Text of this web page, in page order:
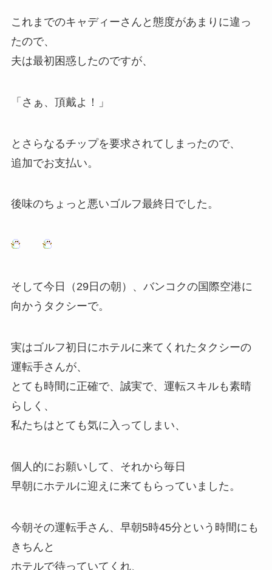
これまでのキャディーさんと態度があまりに違っ
たので、
夫は最初困惑したのですが、
「さぁ、頂戴よ！」
とさらなるチップを要求されてしまったので、
追加でお支払い。
後味のちょっと悪いゴルフ最終日でした。
そして今日（29日の朝）、バンコクの国際空港に
向かうタクシーで。
実はゴルフ初日にホテルに来てくれたタクシーの
運転手さんが、
とても時間に正確で、誠実で、運転スキルも素晴
らしく、
私たちはとても気に入ってしまい、
個人的にお願いして、それから毎日
早朝にホテルに迎えに来てもらっていました。
今朝その運転手さん、早朝5時45分という時間にも
きちんと
ホテルで待っていてくれ、